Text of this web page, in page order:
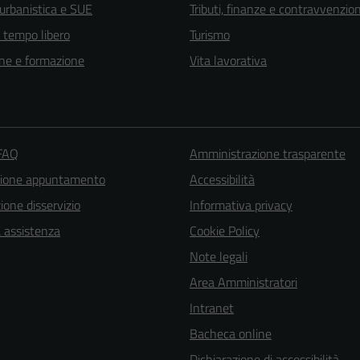
e SUE
libero
e formazione
Tributi, finanze e
Turismo
Vita lavorativa
appuntamento
disservizio
Amministrazione trasparente
Accessibilità
Informativa privacy
Cookie Policy
Note legali
Area Amministratori
Intranet
Bacheca online